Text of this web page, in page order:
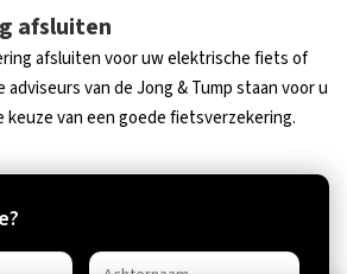
afsluiten
afsluiten voor uw elektrische fiets of
van de Jong & Tump staan voor u
keuze van een goede fietsverzekering.